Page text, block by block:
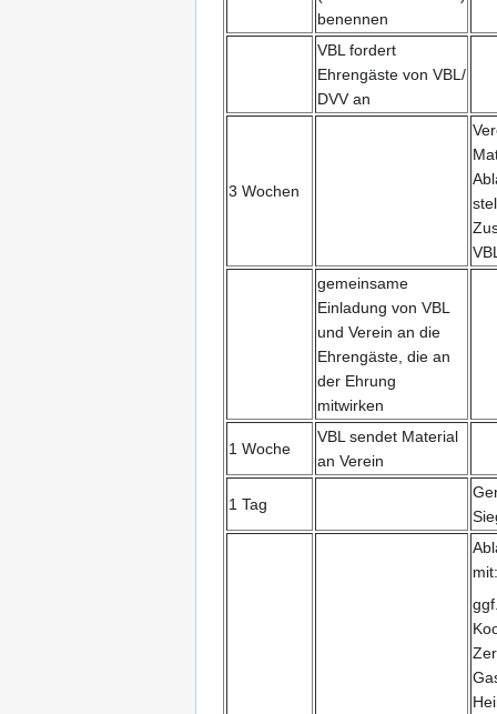
benennen
VBL fordert
Ehrengäste von VBL/
DVV an
3 Wochen
gemeinsame
Einladung von VBL
und Verein an die
Ehrengäste, die an
der Ehrung
mitwirken
1 Woche
VBL sendet Material
an Verein
1 Tag
mit: